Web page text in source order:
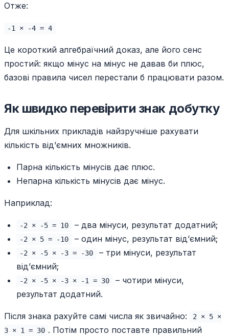
Отже:
-1 × -4 = 4
Це короткий алгебраїчний доказ, але його сенс
простий: якщо мінус на мінус не давав би плюс,
базові правила чисел перестали б працювати разом.
Як швидко перевірити знак добутку
Для шкільних прикладів найзручніше рахувати
кількість від’ємних множників.
Парна кількість мінусів дає плюс.
Непарна кількість мінусів дає мінус.
Наприклад:
-2 × -5 = 10 – два мінуси, результат додатний;
-2 × 5 = -10 – один мінус, результат від’ємний;
-2 × -5 × -3 = -30
– три мінуси, результат
від’ємний;
-2 × -5 × -3 × -1 = 30
– чотири мінуси,
результат додатний.
Після знака рахуйте самі числа як звичайно:
2 × 5 ×
3 × 1 = 30 . Потім просто поставте правильний